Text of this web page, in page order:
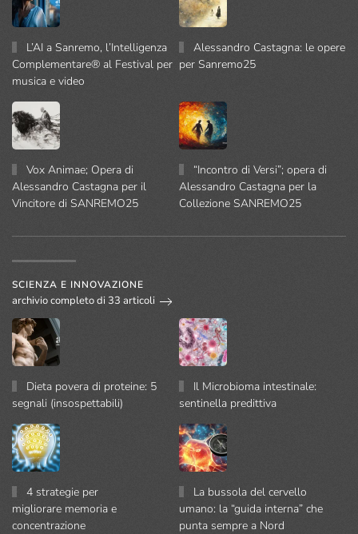
L’AI a Sanremo, l’Intelligenza
Complementare® al Festival per
musica e video
Alessandro Castagna: le opere
per Sanremo25
Vox Animae; Opera di
Alessandro Castagna per il
Vincitore di SANREMO25
“Incontro di Versi”; opera di
Alessandro Castagna per la
Collezione SANREMO25
SCIENZA E INNOVAZIONE
archivio completo di 33 articoli
Dieta povera di proteine: 5
segnali (insospettabili)
Il Microbioma intestinale:
sentinella predittiva
4 strategie per
migliorare memoria e
concentrazione
La bussola del cervello
umano: la “guida interna” che
punta sempre a Nord